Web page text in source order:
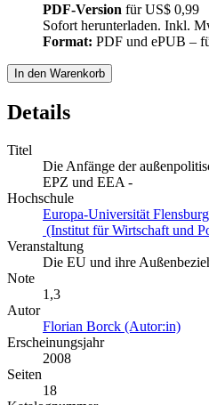
PDF-Version fürUS$ 0,99
Sofort herunterladen. Inkl.
Format: PDF und ePUB –
In den Warenkorb
Details
Titel
Die Anfänge der
EPZ und EEA -
Hochschule
Europa-Universität
(Institut für Wirtschaft und
Veranstaltung
Die EU und ihre
Note
1,3
Autor
Florian Borck (Autor:in)
Erscheinungsjahr
2008
Seiten
18